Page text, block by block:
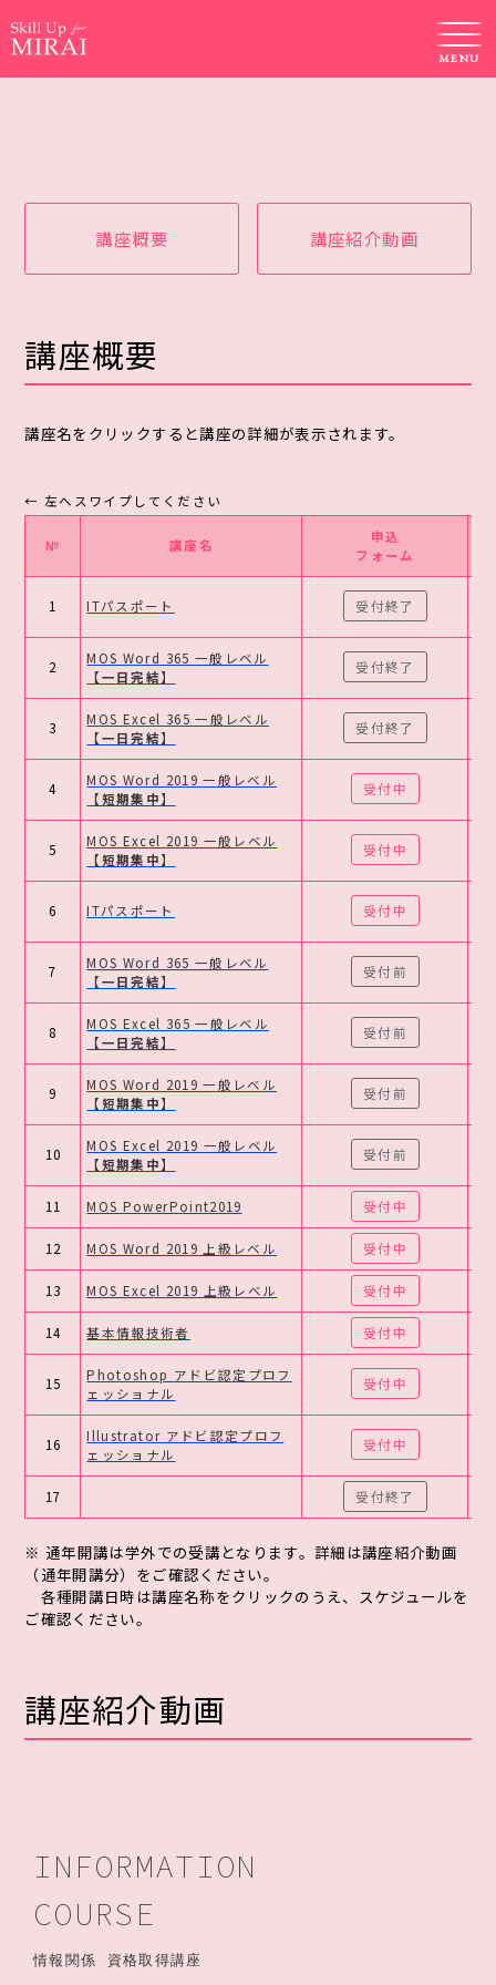
MENU
講座概要 講座紹介動画
講座概要
講座名をクリックすると講座の詳細が表示されます。
№ 講座名
申込
フォーム
1 ITパスポート 受付終了
2
MOS Word 365 一般レベル
【一日完結】
受付終了
3
MOS Excel 365 一般レベル
【一日完結】
受付終了
4
MOS Word 2019 一般レベル
【短期集中】
受付中
5
MOS Excel 2019 一般レベル
【短期集中】
受付中
6 ITパスポート 受付中
7
MOS Word 365 一般レベル
【一日完結】
受付前
8
MOS Excel 365 一般レベル
【一日完結】
受付前
9
MOS Word 2019 一般レベル
【短期集中】
受付前
10
MOS Excel 2019 一般レベル
【短期集中】
受付前
11 MOS PowerPoint2019 受付中
12 MOS Word 2019 上級レベル 受付中
13 MOS Excel 2019 上級レベル 受付中
14 基本情報技術者 受付中
15
Photoshop アドビ認定プロフ
ェッショナル
受付中
16
Illustrator アドビ認定プロフ
ェッショナル
受付中
17 受付終了
※ 通年開講は学外での受講となります。詳細は講座紹介動画
（通年開講分）をご確認ください。
各種開講日時は講座名称をクリックのうえ、スケジュールを
ご確認ください。
講座紹介動画
INFORMATION
COURSE
情報関係 資格取得講座